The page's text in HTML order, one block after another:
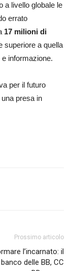
a livello globale le
errato
17 milioni di
superiore a quella
informazione.
per il futuro
presa in
Prossimo articolo
l’incarnato: il
delle BB, CC